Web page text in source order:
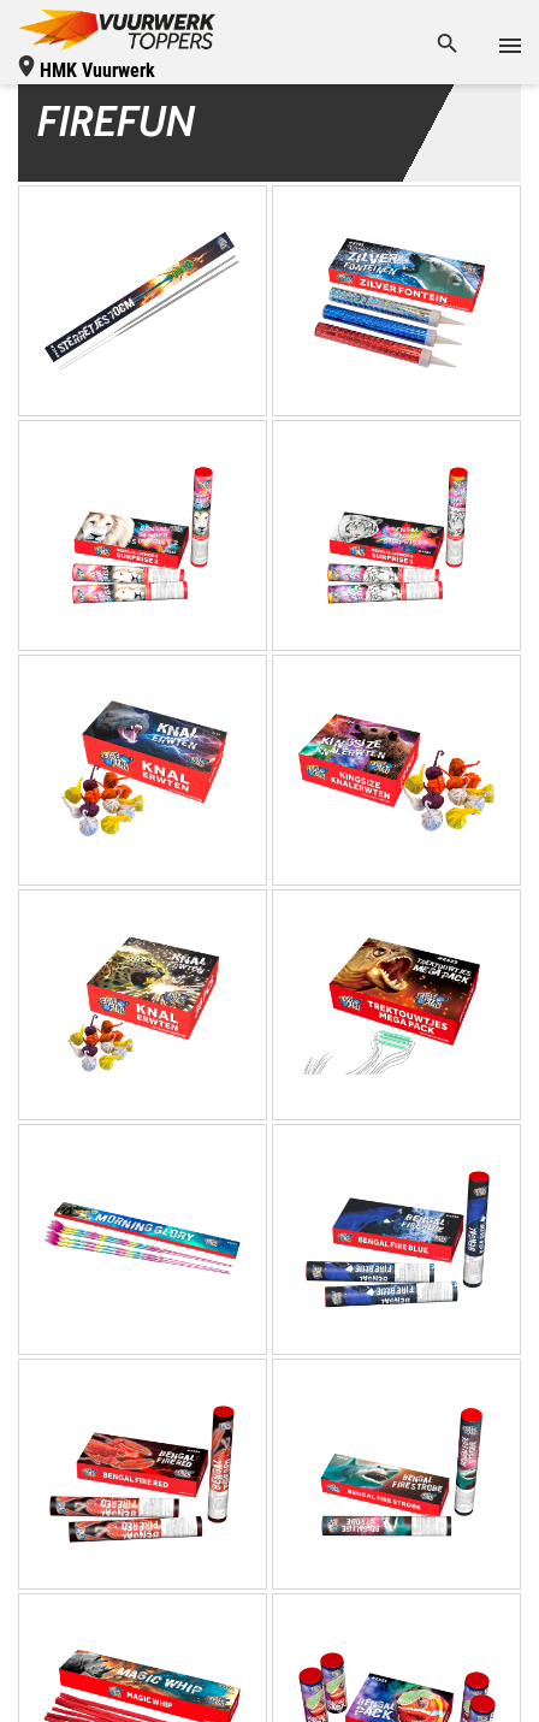
HMK Vuurwerk
FIREFUN